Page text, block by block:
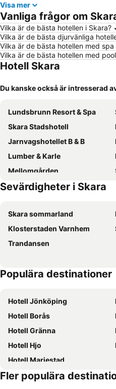
Visa mer
Vanliga frågor om
Vilka är de bästa hotellen i Skara?
Vilka är de bästa djurvänliga
Vilka är de bästa hotellen med spa
Vilka är de bästa hotellen med
Hotell Skara
Du kanske också är intresserad
Lundsbrunn Resort & Spa
Skara Stadshotell
Jarnvagshotellet B & B
Lumber & Karle
Mellomgården
Nolgårdens Turistboende
Sevärdigheter i Skara
Skara sommarland
Klosterstaden Varnhem
Trandansen
Populära destinationer
Hotell Jönköping
Hotell Borås
Hotell Gränna
Hotell Hjo
Hotell Mariestad
Fler populära